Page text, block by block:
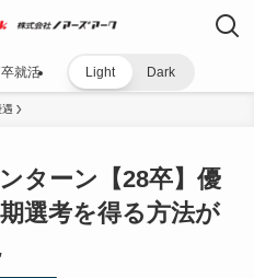
就活 Light Dark
ターン【28卒】優
選考を得る方法が